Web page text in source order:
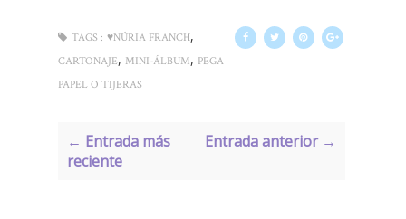
TAGS : ♥NÚRIA FRANCH,
CARTONAJE, MINI-ÁLBUM, PEGA
PAPEL O TIJERAS
← Entrada más
reciente
Entrada anterior →